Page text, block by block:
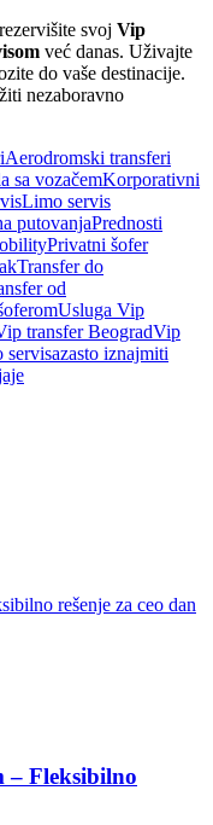
svoj Vip
već danas. Uživajte
do vaše destinacije.
nezaboravno
Aerodromski transferi
sa vozačemKorporativni
Limo servis
putovanjaPrednosti
Privatni šofer
Transfer do
od
Usluga Vip
transfer BeogradVip
servisazasto iznajmiti
– Fleksibilno